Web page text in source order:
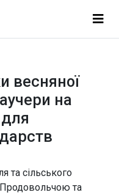
весняної
на
та сільського
Продовольчою та